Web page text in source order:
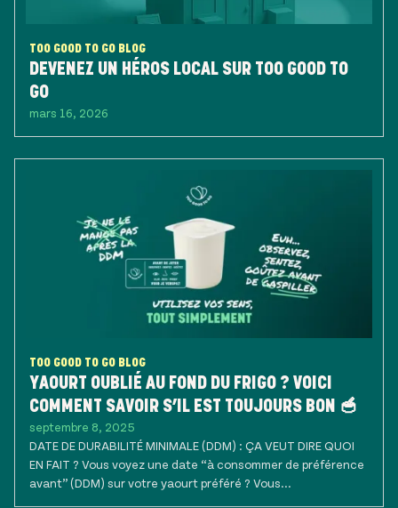
TOO GOOD TO GO BLOG
DEVENEZ UN HÉROS LOCAL SUR TOO GOOD TO
GO
mars 16, 2026
TOO GOOD TO GO BLOG
YAOURT OUBLIÉ AU FOND DU FRIGO ? VOICI
COMMENT SAVOIR S’IL EST TOUJOURS BON 🥣
septembre 8, 2025
DATE DE DURABILITÉ MINIMALE (DDM) : ÇA VEUT DIRE QUOI
EN FAIT ? Vous voyez une date “à consommer de préférence
avant” (DDM) sur votre yaourt préféré ? Vous...